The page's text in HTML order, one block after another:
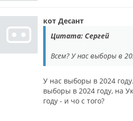
кот Десант
Цитата: Сергей
Всем? У нас выборы в
У нас выборы в 2024
выборы в 2024 году, на
году - и чо с того?